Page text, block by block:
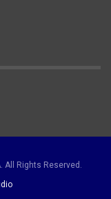
Rights Reserved.